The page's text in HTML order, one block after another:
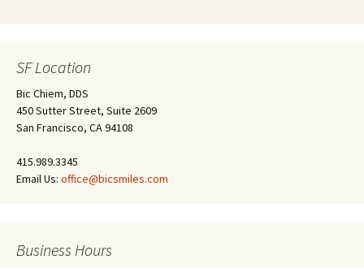
SF Location
Bic Chiem, DDS
450 Sutter Street, Suite 2609
San Francisco, CA 94108
415.989.3345
Email Us: office@bicsmiles.com
Business Hours